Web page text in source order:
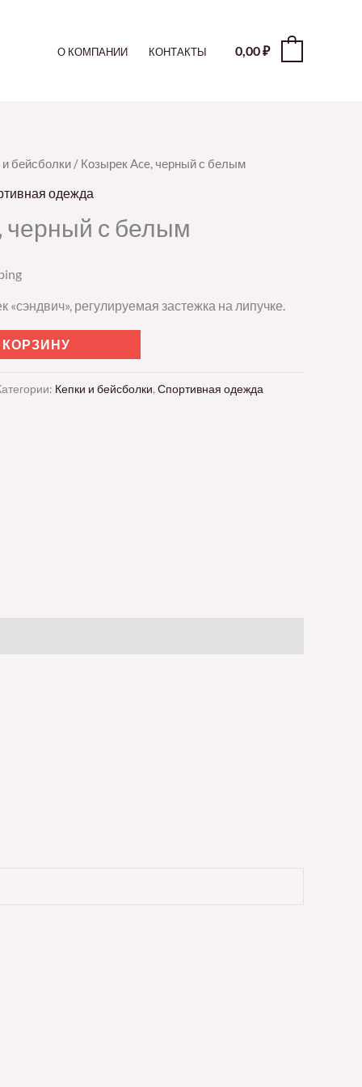
О КОМПАНИИ КОНТАКТЫ 0,00₽
и бейсболки / Козырек Ace, черный с белым
одежда
черный с белым
регулируемая застежка на липучке.
КОРЗИНУ
Кепки и бейсболки, Спортивная одежда